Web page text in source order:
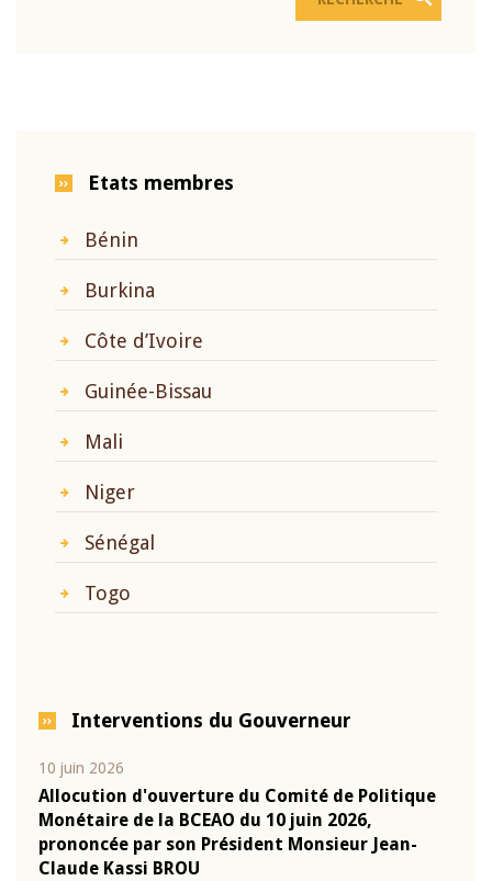
Etats membres
Bénin
Burkina
Côte d’Ivoire
Guinée-Bissau
Mali
Niger
Sénégal
Togo
Interventions du Gouverneur
10 juin 2026
Allocution d'ouverture du Comité de Politique
Monétaire de la BCEAO du 10 juin 2026,
prononcée par son Président Monsieur Jean-
Claude Kassi BROU